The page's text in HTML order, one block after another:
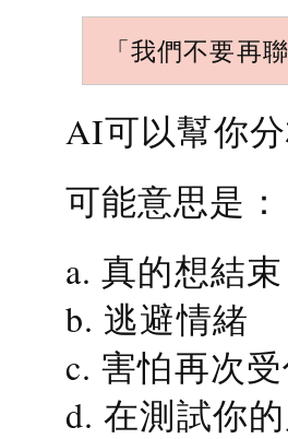
「我們不要再
AI可以幫你分
可能意思是：
a. 真的想結束
b. 逃避情緒
c. 害怕再次
d. 在測試你